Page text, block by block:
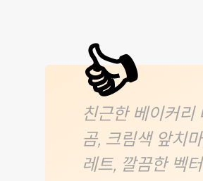
친근한 베이커리
곰, 크림색 앞치
레트, 깔끔한 벡
👍